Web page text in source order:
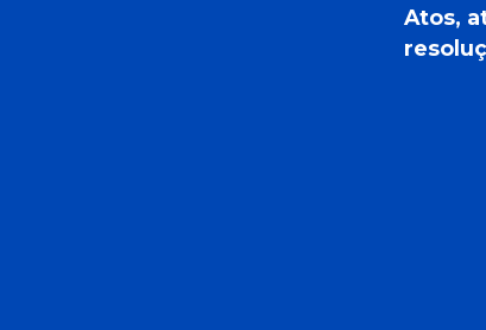
Atos,